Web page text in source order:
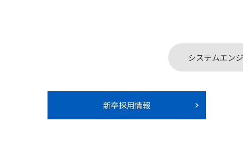
システムエン
新卒採用情報